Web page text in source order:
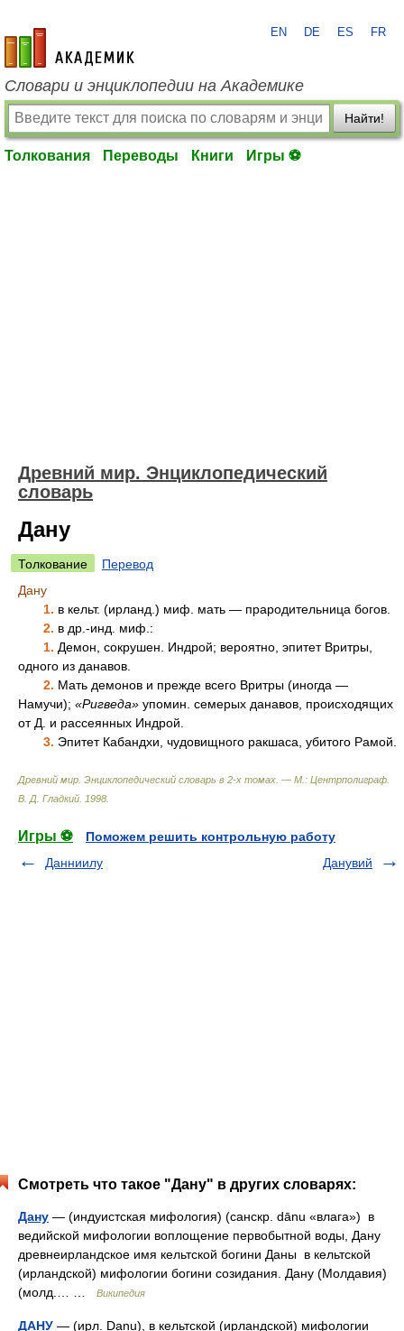
academic.ru
EN DE ES FR
Словари и энциклопедии на Академике
Найти!
Толкования Переводы Книги Игры ⚽
Древний мир. Энциклопедический
словарь
Дану
Толкование
Перевод
Дану
1. в кельт. (ирланд.) миф. мать — прародительница богов.
2. в др.-инд. миф.:
1. Демон, сокрушен. Индрой; вероятно, эпитет Вритры,
одного из данавов.
2. Мать демонов и прежде всего Вритры (иногда —
Намучи); «Ригведа» упомин. семерых данавов, происходящих
от Д. и рассеянных Индрой.
3. Эпитет Кабандхи, чудовищного ракшаса, убитого Рамой.
Древний мир. Энциклопедический словарь в 2-х томах. — М.: Центрполиграф
В. Д. Гладкий 1998
Игры ⚽
Поможем решить контрольную работу
Данниилу
Данувий
Смотреть что такое "Дану" в других словарях:
Дану — (индуистская мифология) (санскр. dānu «влага») в
ведийской мифологии воплощение первобытной воды, Дану
древнеирландское имя кельтской богини Даны в кельтской
(ирландской) мифологии богини созидания. Дану (Молдавия)
(молд.… …
Википедия
ДАНУ — (ирл. Danu), в кельтской (ирландской) мифологии